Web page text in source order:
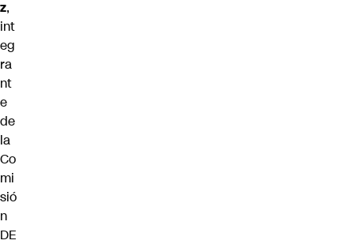
z,
int
eg
ra
nt
e
de
la
Co
mi
sió
n
DE